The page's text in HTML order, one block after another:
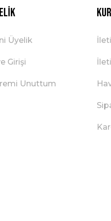
Üyelik
Girişi
Unuttum